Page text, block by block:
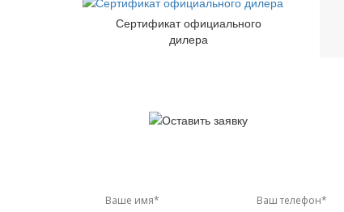
Сертификат официального
дилера